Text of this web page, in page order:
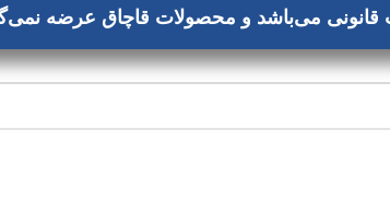
قانونی می‌باشد و محصولات قاچاق عرضه